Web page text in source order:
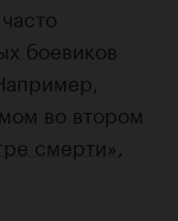
боевиков
во втором
смерти»,